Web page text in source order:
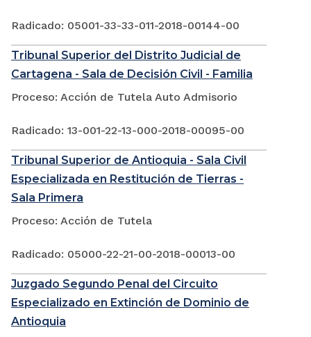
Radicado: 05001-33-33-011-2018-00144-00
Tribunal Superior del Distrito Judicial de
Cartagena - Sala de Decisión Civil - Familia
Proceso: Acción de Tutela Auto Admisorio
Radicado: 13-001-22-13-000-2018-00095-00
Tribunal Superior de Antioquia - Sala Civil
Especializada en Restitución de Tierras -
Sala Primera
Proceso: Acción de Tutela
Radicado: 05000-22-21-00-2018-00013-00
Juzgado Segundo Penal del Circuito
Especializado en Extinción de Dominio de
Antioquia